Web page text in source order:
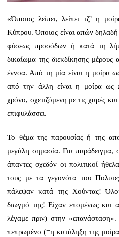
«Όποιος λείπει, λείπει τζ’ η
Κύπρου. Όποιος είναι απών
φύσεως προσόδων ή κατά τη
δικαίωμα της διεκδίκησης
έννοα. Από τη μία είναι η μοίρα
από την άλλη είναι η μοίρα ως
χρόνο, σχετιζόμενη με τις χαρές
επιφυλάσσει.
Το θέμα της παρουσίας ή της
μεγάλη σημασία. Για παράδειγμα,
άπαντες σχεδόν οι πολιτικοί
τους με τα γεγονότα του
πάλεψαν κατά της Χούντας!
διωγμό της! Είχαν επομένως και
λέγαμε πριν) στην
πεπρωμένο (=η κατάληξη της